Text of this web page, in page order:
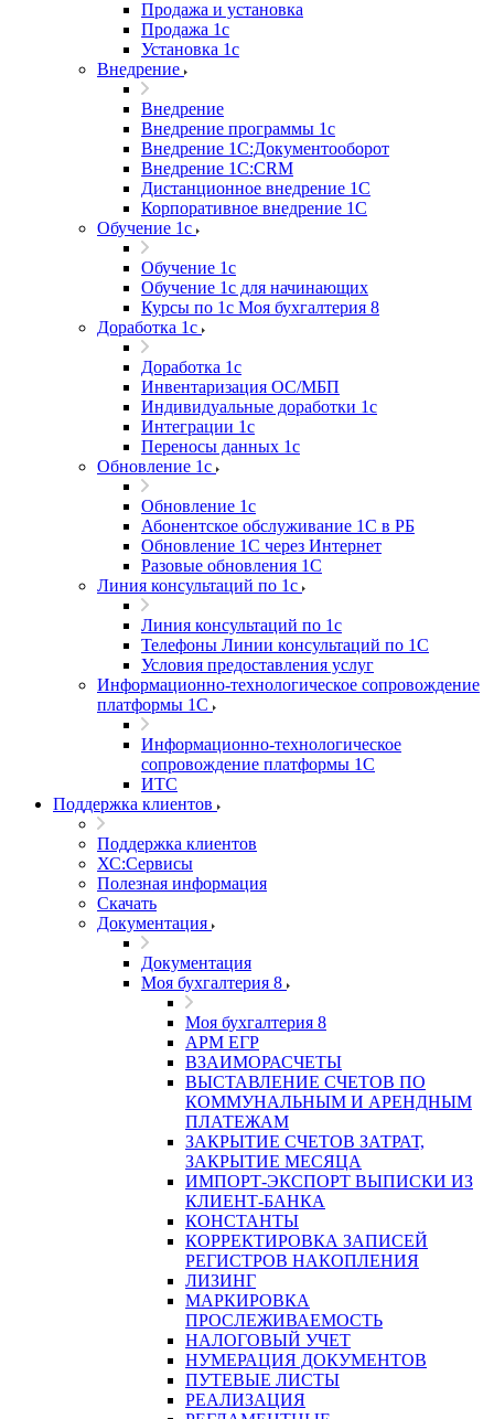
Продажа и установка
Продажа 1с
Установка 1с
Внедрение
Внедрение
Внедрение программы 1с
Внедрение 1С:Документооборот
Внедрение 1С:CRM
Дистанционное внедрение 1С
Корпоративное внедрение 1С
Обучение 1с
Обучение 1с
Обучение 1с для начинающих
Курсы по 1с Моя бухгалтерия 8
Доработка 1с
Доработка 1с
Инвентаризация ОС/МБП
Индивидуальные доработки 1с
Интеграции 1с
Переносы данных 1с
Обновление 1с
Обновление 1с
Абонентское обслуживание 1С в РБ
Обновление 1С через Интернет
Разовые обновления 1С
Линия консультаций по 1с
Линия консультаций по 1с
Телефоны Линии консультаций по 1С
Условия предоставления услуг
Информационно-технологическое сопровождение
платформы 1С
Информационно-технологическое
сопровождение платформы 1С
ИТС
Поддержка клиентов
Поддержка клиентов
ХС:Сервисы
Полезная информация
Скачать
Документация
Документация
Моя бухгалтерия 8
Моя бухгалтерия 8
АРМ ЕГР
ВЗАИМОРАСЧЕТЫ
ВЫСТАВЛЕНИЕ СЧЕТОВ ПО
КОММУНАЛЬНЫМ И АРЕНДНЫМ
ПЛАТЕЖАМ
ЗАКРЫТИЕ СЧЕТОВ ЗАТРАТ,
ЗАКРЫТИЕ МЕСЯЦА
ИМПОРТ-ЭКСПОРТ ВЫПИСКИ ИЗ
КЛИЕНТ-БАНКА
КОНСТАНТЫ
КОРРЕКТИРОВКА ЗАПИСЕЙ
РЕГИСТРОВ НАКОПЛЕНИЯ
ЛИЗИНГ
МАРКИРОВКА
ПРОСЛЕЖИВАЕМОСТЬ
НАЛОГОВЫЙ УЧЕТ
НУМЕРАЦИЯ ДОКУМЕНТОВ
ПУТЕВЫЕ ЛИСТЫ
РЕАЛИЗАЦИЯ